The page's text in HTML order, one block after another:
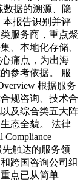
据的溯源、隐
报告识别并评
服务商，重点聚
、本地化存储、
痛点，为出海
参考依据。 服
根据服务
规咨询、技术合
及综合类五大阵
态全貌。 法律
先触达的服务领
跨国咨询公司组
点已从简单